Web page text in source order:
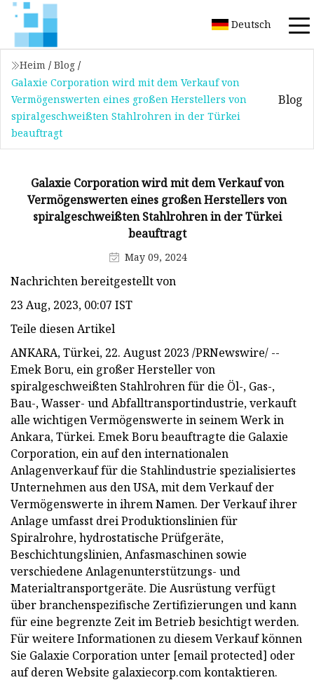
Deutsch
Heim / Blog /
Galaxie Corporation wird mit dem Verkauf von
Vermögenswerten eines großen Herstellers von
spiralgeschweißten Stahlrohren in der Türkei
beauftragt
Blog
Galaxie Corporation wird mit dem Verkauf von
Vermögenswerten eines großen Herstellers von
spiralgeschweißten Stahlrohren in der Türkei
beauftragt
May 09, 2024
Nachrichten bereitgestellt von
23 Aug, 2023, 00:07 IST
Teile diesen Artikel
ANKARA, Türkei, 22. August 2023 /PRNewswire/ --
Emek Boru, ein großer Hersteller von
spiralgeschweißten Stahlrohren für die Öl-, Gas-,
Bau-, Wasser- und Abfalltransportindustrie, verkauft
alle wichtigen Vermögenswerte in seinem Werk in
Ankara, Türkei. Emek Boru beauftragte die Galaxie
Corporation, ein auf den internationalen
Anlagenverkauf für die Stahlindustrie spezialisiertes
Unternehmen aus den USA, mit dem Verkauf der
Vermögenswerte in ihrem Namen. Der Verkauf ihrer
Anlage umfasst drei Produktionslinien für
Spiralrohre, hydrostatische Prüfgeräte,
Beschichtungslinien, Anfasmaschinen sowie
verschiedene Anlagenunterstützungs- und
Materialtransportgeräte. Die Ausrüstung verfügt
über branchenspezifische Zertifizierungen und kann
für eine begrenzte Zeit im Betrieb besichtigt werden.
Für weitere Informationen zu diesem Verkauf können
Sie Galaxie Corporation unter [email protected] oder
auf deren Website galaxiecorp.com kontaktieren.